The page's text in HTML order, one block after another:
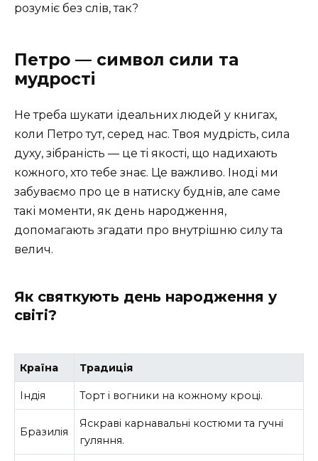
розуміє без слів, так?
Петро — символ сили та
мудрості
Не треба шукати ідеальних людей у книгах,
коли Петро тут, серед нас. Твоя мудрість, сила
духу, зібраність — це ті якості, що надихають
кожного, хто тебе знає. Це важливо. Іноді ми
забуваємо про це в натиску буднів, але саме
такі моменти, як день народження,
допомагають згадати про внутрішню силу та
велич.
Як святкують день народження у
світі?
Країна Традиція
Індія Торт і вогники на кожному кроці.
Бразилія
Яскраві карнавальні костюми та гучні
гуляння.